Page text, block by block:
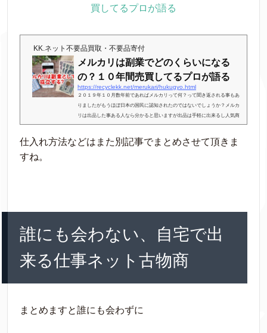
買してるプロが語る
KK.ネット不要品買取・不要品寄付
メルカリは副業でどのくらいになる
の？１０年間売買してるプロが語る
https://recyclekk.net/merukari/hukugyo.html
２０１９年１０月数年前であればメルカリって何？って聞き返される事もあ
りましたがもうほぼ日本の国民に認知されたのではないでしょうか？メルカ
リは出品した事ある人なら分かると思いますが出品は手軽に出来るし人気商
品であればすぐに売れるという便利なアプリです。そんなメルカリは副業と
してやっていく事は可能なのでしょうか？そんな記事内容となっておりま
す。広告この記事の信憑性を感じて貰う為に簡単に自己紹介させてくださ
仕入れ方法などはまた別記事でまとめさせて頂きま
すね。
誰にも会わない、自宅で出
来る仕事ネット古物商
まとめますと誰にも会わずに